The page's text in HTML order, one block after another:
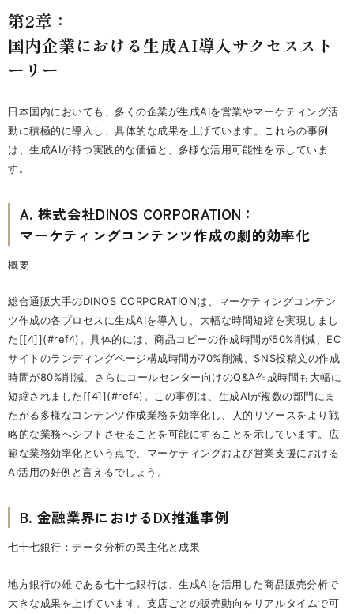
第2章：
国内企業における生成AI導入サクセススト
ーリー
日本国内においても、多くの企業が生成AIを営業やマーケティング活
動に積極的に導入し、具体的な成果を上げています。これらの事例
は、生成AIが持つ実践的な価値と、多様な活用可能性を示していま
す。
A. 株式会社DINOS CORPORATION：
マーケティングコンテンツ作成の劇的効率化
概要
総合通販大手のDINOS CORPORATIONは、マーケティングコンテン
ツ作成の各プロセスに生成AIを導入し、大幅な時間短縮を実現しまし
た[[4]](#ref4)。具体的には、商品コピーの作成時間が50%削減、EC
サイトのランディングページ構成時間が70%削減、SNS投稿文の作成
時間が80%削減、さらにコールセンター向けのQ&A作成時間も大幅に
短縮されました[[4]](#ref4)。この事例は、生成AIが複数の部門にま
たがる多様なコンテンツ作成業務を効率化し、人的リソースをより戦
略的な業務へシフトさせることを可能にすることを示しています。広
範な業務効率化という点で、マーケティングおよび営業支援における
AI活用の好例と言えるでしょう。
B. 金融業界におけるDX推進事例
七十七銀行：データ分析の民主化と成果
地方銀行の雄である七十七銀行は、生成AIを活用した商品販売分析で
大きな成果を上げています。支店ごとの販売動向をリアルタイムで可